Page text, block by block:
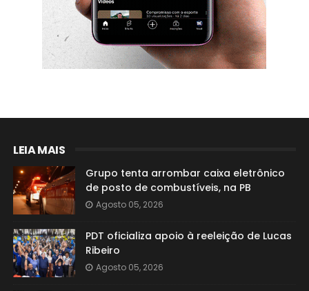
LEIA MAIS
Grupo tenta arrombar caixa eletrônico
de posto de combustíveis, na PB
Agosto 05, 2026
PDT oficializa apoio à reeleição de Lucas
Ribeiro
Agosto 05, 2026